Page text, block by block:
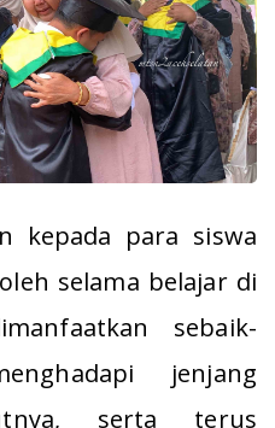
kepada para siswa
selama belajar di
sebaik-
jenjang
serta terus